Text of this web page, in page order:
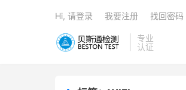
专业
认证
Hi, 请登录 我要注册 找回密码